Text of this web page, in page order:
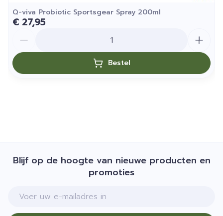
Q-viva Probiotic Sportsgear Spray 200ml
€ 27,95
Bestel
Blijf op de hoogte van nieuwe producten en
promoties
E-mail adres